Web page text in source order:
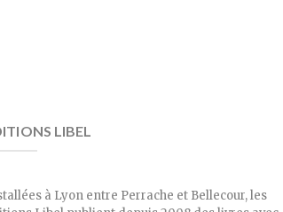
LIBEL
à Lyon entre Perrache et Bellecour, les